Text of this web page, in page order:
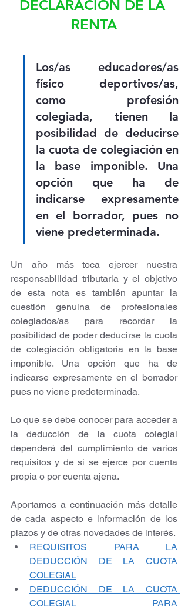
DECLARACIÓN DE LA
RENTA
Los/as educadores/as
físico deportivos/as,
como profesión
colegiada, tienen la
posibilidad de deducirse
la cuota de colegiación en
la base imponible. Una
opción que ha de
indicarse expresamente
en el borrador, pues no
viene predeterminada.
Un año más toca ejercer nuestra
responsabilidad tributaria y el objetivo
de esta nota es también apuntar la
cuestión genuina de profesionales
colegiados/as para recordar la
posibilidad de poder deducirse la cuota
de colegiación obligatoria en la base
imponible. Una opción que ha de
indicarse expresamente en el borrador
pues no viene predeterminada.
Lo que se debe conocer para acceder a
la deducción de la cuota colegial
dependerá del cumplimiento de varios
requisitos y de si se ejerce por cuenta
propia o por cuenta ajena.
Aportamos a continuación más detalle
de cada aspecto e información de los
plazos y de otras novedades de interés.
REQUISITOS PARA LA
DEDUCCIÓN DE LA CUOTA
COLEGIAL
DEDUCCIÓN DE LA CUOTA
COLEGIAL PARA